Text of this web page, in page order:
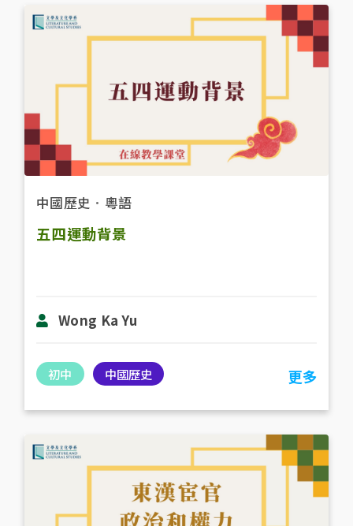
中國歷史 ． 粵語
五四運動背景
Wong Ka Yu
初中 中國歷史 更多